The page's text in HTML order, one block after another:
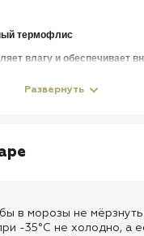
термофлис
влагу и обеспечивает
сохраняет тепло
начес
Развернуть
в морозы не
-35°C не холодно, а